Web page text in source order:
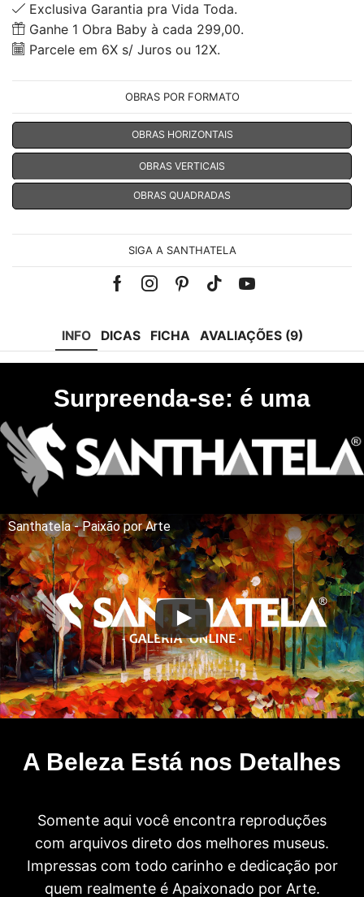
Exclusiva Garantia pra Vida Toda.
Ganhe 1 Obra Baby à cada 299,00.
Parcele em 6X s/ Juros ou 12X.
OBRAS POR FORMATO
OBRAS HORIZONTAIS
OBRAS VERTICAIS
OBRAS QUADRADAS
SIGA A SANTHATELA
FacebookInstagramPinterest
Tik-Youtube
INFO DICAS FICHA AVALIAÇÕES (9)
Surpreenda-se: é uma
Santhatela - Paixão por Arte
A Beleza Está nos Detalhes
Somente aqui você encontra reproduções
com arquivos direto dos melhores museus.
Impressas com todo carinho e dedicação por
quem realmente é Apaixonado por Arte.